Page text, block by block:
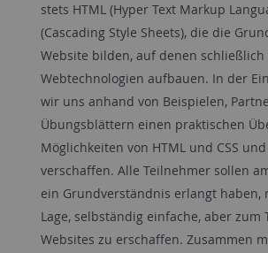
stets HTML (Hyper Text Markup
(Cascading Style Sheets), die die
Website bilden, auf denen schließlich
Webtechnologien aufbauen. In der
wir uns anhand von Beispielen,
Übungsblättern einen praktischen
Möglichkeiten von HTML und CSS
verschaffen. Alle Teilnehmer sollen
ein Grundverständnis erlangt haben,
Lage, selbständig einfache, aber zum
Websites zu erschaffen. Zusammen